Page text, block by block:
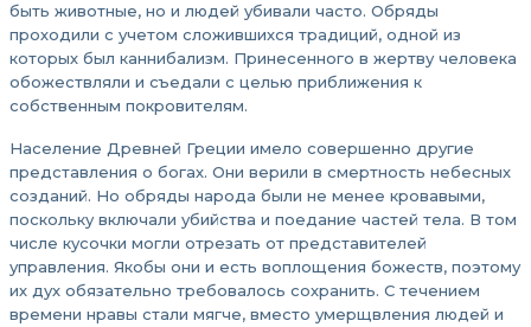
быть животные, но и людей убивали часто. Обряды
проходили с учетом сложившихся традиций, одной из
которых был каннибализм. Принесенного в жертву человека
обожествляли и съедали с целью приближения к
собственным покровителям.
Население Древней Греции имело совершенно другие
представления о богах. Они верили в смертность небесных
созданий. Но обряды народа были не менее кровавыми,
поскольку включали убийства и поедание частей тела. В том
числе кусочки могли отрезать от представителей
управления. Якобы они и есть воплощения божеств, поэтому
их дух обязательно требовалось сохранить. С течением
времени нравы стали мягче, вместо умерщвления людей и